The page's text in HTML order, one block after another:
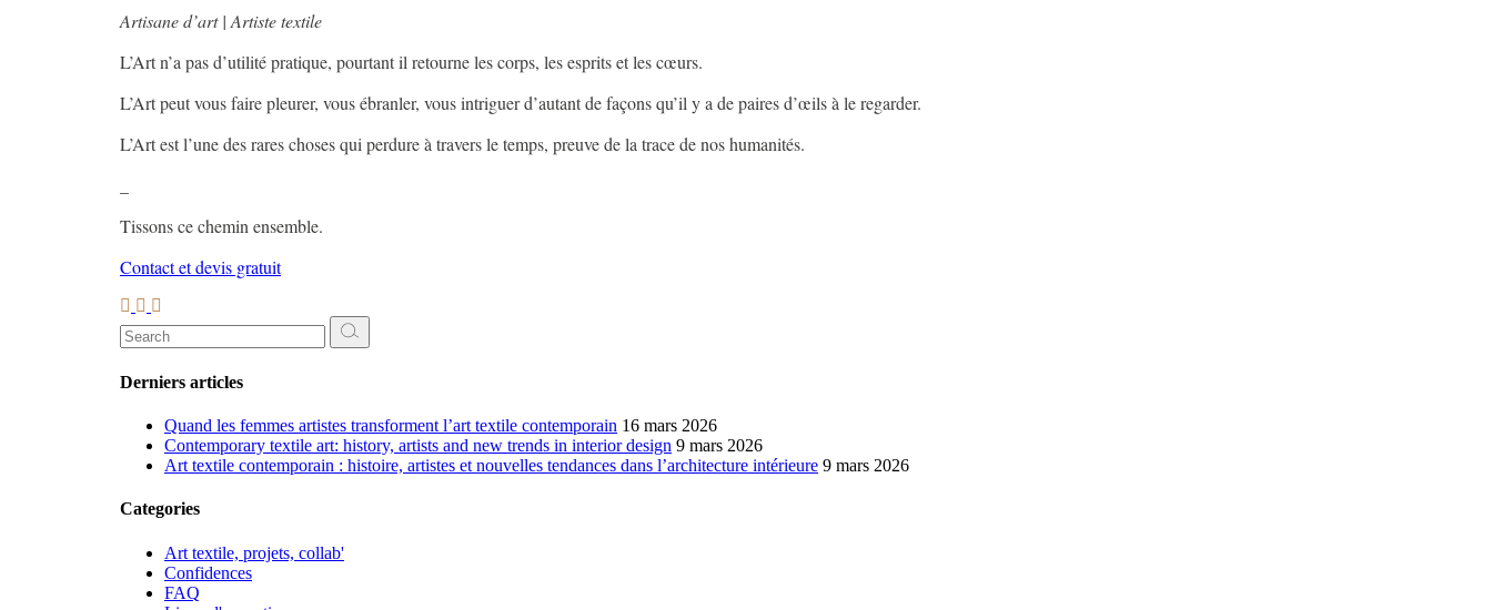
Artisane d’art | Artiste textile
L’Art n’a pas d’utilité pratique, pourtant il retourne les corps, les esprits et les cœurs.
L’Art peut vous faire pleurer, vous ébranler, vous intriguer d’autant de façons qu’il y a de paires d’œils à le regarder.
L’Art est l’une des rares choses qui perdure à travers le temps, preuve de la trace de nos humanités.
Tissons ce chemin ensemble.
Contact et devis gratuit
Search
for:
Derniers articles
Quand les femmes artistes transforment l’art textile contemporain 16 mars 2026
Contemporary textile art: history, artists and new trends in interior design 9 mars 2026
Art textile contemporain : histoire, artistes et nouvelles tendances dans l’architecture intérieure 9 mars 2026
Categories
Art textile, projets, collab'
Confidences
FAQ